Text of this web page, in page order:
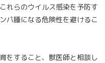
れらのウイルス感染を予防す
パ腫になる危険性を避けるこ
をすること、獣医師と相談し